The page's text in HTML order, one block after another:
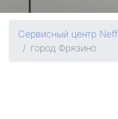
Сервисный центр Neff
город Фрязино